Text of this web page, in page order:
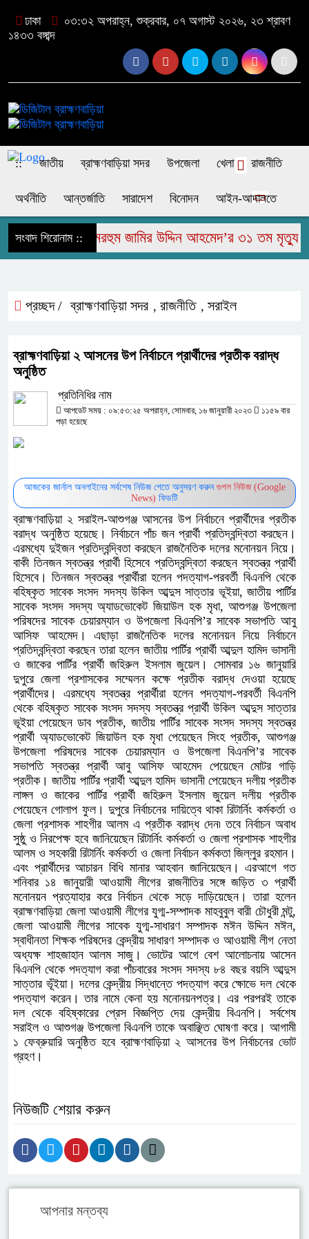
ঢাকা
০৩:৩২ অপরাহ্ন, শুক্রবার, ০৭ অগাস্ট ২০২৬, ২৩ শ্রাবণ
১৪৩৩ বঙ্গাব্দ
:: জাতীয় ব্রাহ্মণবাড়িয়া সদর উপজেলা খেলা রাজনীতি
অর্থনীতি আন্তর্জাতি সারাদেশ বিনোদন আইন-আদালতে
সংবাদ শিরোনাম ::
রাজাপুরে মরহুম জামির উদ্দিন আহমেদ’র ৩১ তম মৃত্যু
প্রচ্ছদ / ব্রাহ্মণবাড়িয়া সদর , রাজনীতি , সরাইল
ব্রাহ্মণবাড়িয়া ২ আসনের উপ নির্বাচনে প্রার্থীদের প্রতীক বরাদ্ধ
অনুষ্ঠিত
প্রতিনিধির নাম
আপডেট সময় : ০৯:৫৩:২৫ অপরাহ্ন, সোমবার, ১৬ জানুয়ারী ২০২৩
১১৫৯ বার
পড়া হয়েছে
আজকের জার্নাল অনলাইনের সর্বশেষ নিউজ পেতে অনুসরণ করুন গুগল নিউজ (Google
News) ফিডটি
ব্রাহ্মণবাড়িয়া ২ সরাইল-আশুগঞ্জ আসনের উপ নির্বাচনে প্রার্থীদের প্রতীক
বরাদ্ধ অনুষ্ঠিত হয়েছে। নির্বাচনে পাঁচ জন প্রার্থী প্রতিদ্বন্দ্বিতা করছেন।
এরমধ্যে দুইজন প্রতিদ্বন্দ্বিতা করছেন রাজনৈতিক দলের মনোনয়ন নিয়ে।
বাকী তিনজন স্বতন্ত্র প্রার্থী হিসেবে প্রতিদ্বন্দ্বিতা করছেন স্বতন্ত্র প্রার্থী
হিসেবে। তিনজন স্বতন্ত্র প্রার্থীরা হলেন পদত্যাগ-পরবর্তী বিএনপি থেকে
বহিষ্কৃত সাবেক সংসদ সদস্য উকিল আব্দুস সাত্তার ভূইয়া, জাতীয় পার্টির
সাবেক সংসদ সদস্য অ্যাডভোকেট জিয়াউল হক মৃধা, আশুগঞ্জ উপজেলা
পরিষদের সাবেক চেয়ারম্যান ও উপজেলা বিএনপি’র সাবেক সভাপতি আবু
আসিফ আহমেদ। এছাড়া রাজনৈতিক দলের মনোনয়ন নিয়ে নির্বাচনে
প্রতিদ্বন্দ্বিতা করছেন তারা হলেন জাতীয় পার্টির প্রার্থী আব্দুল হামিদ ভাসানী
ও জাকের পার্টির প্রার্থী জহিরুল ইসলাম জুয়েল। সোমবার ১৬ জানুয়ারি
দুপুরে জেলা প্রশাসকের সম্মেলন কক্ষে প্রতীক বরাদ্ধ দেওয়া হয়েছে
প্রার্থীদের। এরমধ্যে স্বতন্ত্র প্রার্থীরা হলেন পদত্যাগ-পরবর্তী বিএনপি
থেকে বহিষ্কৃত সাবেক সংসদ সদস্য স্বতন্ত্র প্রার্থী উকিল আব্দুস সাত্তার
ভূইয়া পেয়েছেন ডাব প্রতীক, জাতীয় পার্টির সাবেক সংসদ সদস্য স্বতন্ত্র
প্রার্থী অ্যাডভোকেট জিয়াউল হক মৃধা পেয়েছেন সিংহ প্রতীক, আশুগঞ্জ
উপজেলা পরিষদের সাবেক চেয়ারম্যান ও উপজেলা বিএনপি’র সাবেক
সভাপতি স্বতন্ত্র প্রার্থী আবু আসিফ আহমেদ পেয়েছেন মোটর গাড়ি
প্রতীক। জাতীয় পার্টির প্রার্থী আব্দুল হামিদ ভাসানী পেয়েছেন দলীয় প্রতীক
লাঙ্গল ও জাকের পার্টির প্রার্থী জহিরুল ইসলাম জুয়েল দলীয় প্রতীক
পেয়েছেন গোলাপ ফুল। দুপুরে নির্বাচনের দায়িত্বে থাকা রিটার্নিং কর্মকর্তা ও
জেলা প্রশাসক শাহগীর আলম এ প্রতীক বরাদ্ধ দেন৷ তবে নির্বাচন অবাধ
সুষ্ঠু ও নিরপেক্ষ হবে জানিয়েছেন রিটার্নিং কর্মকর্তা ও জেলা প্রশাসক শাহগীর
আলম ও সহকারী রিটার্নিং কর্মকর্তা ও জেলা নির্বাচন কর্মকতা জিল্লুর রহমান।
এবং প্রার্থীদের আচারন বিধি মানার আহবান জানিয়েছেন। এরআগে গত
শনিবার ১৪ জানুয়ারী আওয়ামী লীগের রাজনীতির সঙ্গে জড়িত ৩ প্রার্থী
মনোনয়ন প্রত্যাহার করে নির্বাচন থেকে সড়ে দাড়িয়েছেন। তারা হলেন
ব্রাহ্মণবাড়িয়া জেলা আওয়ামী লীগের যুগ্ম-সম্পাদক মাহবুবুল বারী চৌধুরী মন্টু,
জেলা আওয়ামী লীগের সাবেক যুগ্ম-সাধারণ সম্পাদক মঈন উদ্দিন মঈন,
স্বাধীনতা শিক্ষক পরিষদের কেন্দ্রীয় সাধারণ সম্পাদক ও আওয়ামী লীগ নেতা
অধ্যক্ষ শাহজাহান আলম সাজু। ভোটের আগে বেশ আলোচনায় আসেন
বিএনপি থেকে পদত্যাগ করা পাঁচবারের সংসদ সদস্য ৮৪ বছর বয়সি আব্দুস
সাত্তার ভূঁইয়া। দলের কেন্দ্রীয় সিদ্ধান্তে পদত্যাগ করে ক্ষোভে দল থেকে
পদত্যাগ করেন। তার নামে কেনা হয় মনোনয়নপত্র। এর পরপরই তাকে
দল থেকে বহিষ্কারের প্রেস বিজ্ঞপ্তি দেয় কেন্দ্রীয় বিএনপি। সর্বশেষ
সরাইল ও আশুগঞ্জ উপজেলা বিএনপি তাকে অবাঞ্ছিত ঘোষণা করে। আগামী
১ ফেব্রুয়ারি অনুষ্ঠিত হবে ব্রাহ্মণবাড়িয়া ২ আসনের উপ নির্বাচনের ভোট
গ্রহণ।
নিউজটি শেয়ার করুন
আপনার মন্তব্য